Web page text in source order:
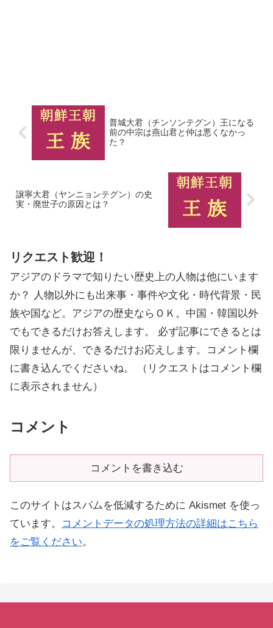
普城大君（チンソンテグン）王になる
前の中宗は燕山君と仲は悪くなかっ
た？
譲寧大君（ヤンニョンテグン）の史
実・廃世子の原因とは？
リクエスト歓迎！
アジアのドラマで知りたい歴史上の人物は他にいます
か？ 人物以外にも出来事・事件や文化・時代背景・民
族や国など。アジアの歴史ならＯＫ。中国・韓国以外
でもできるだけお答えします。 必ず記事にできるとは
限りませんが、できるだけお応えします。コメント欄
に書き込んでくださいね。 （リクエストはコメント欄
に表示されません）
コメント
コメントを書き込む
このサイトはスパムを低減するために Akismet を使っ
ています。
コメントデータの処理方法の詳細はこちら
をご覧ください。